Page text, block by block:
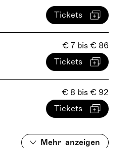
Tickets
€ 7 bis € 86
Tickets
€ 8 bis € 92
Tickets
Mehr anzeigen